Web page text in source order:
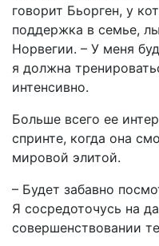
говорит Бьорген, у
поддержка в семье,
Норвегии. – У меня
я должна
интенсивно.
Больше всего ее
спринте, когда она
мировой элитой.
– Будет забавно
Я сосредоточусь на
совершенствовании